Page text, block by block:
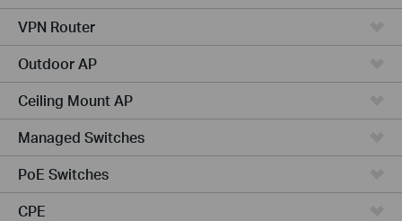
VPN Router
Outdoor AP
Ceiling Mount AP
Managed Switches
PoE Switches
CPE